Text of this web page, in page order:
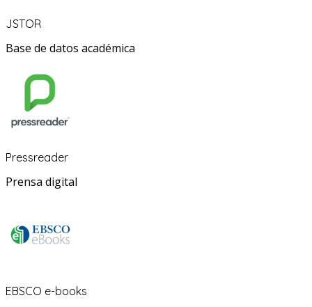
JSTOR
Base de datos académica
Pressreader
Prensa digital
EBSCO e-books